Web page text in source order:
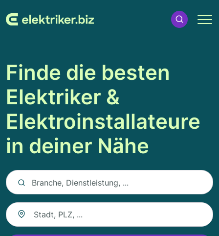
Finde die besten
Elektriker &
Elektroinstallateure
in deiner Nähe
Keyword auswählen
Branche, Dienstleistung, ...
Suche nach Ort